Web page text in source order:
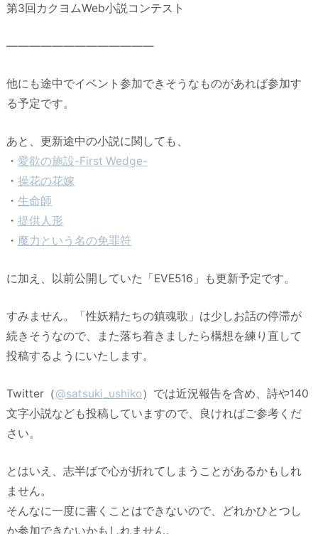
第3回カクヨムWeb小説コンテスト
—————————————
他にも途中でイベント参加できそうなものがあれば参加す
る予定です。
あと、更新途中の小説に関しても、
・ 愛欲の施設-First Wedge-
・ 操花の花嫁
・ 生命師
・ 提供人形
・ 魔力という名の免罪符
に加え、以前公開していた「EVE516」も更新予定です。
すみません。「性妖精たちの鎮魂歌」は少しお話の停滞が
続きそうなので、また落ち着きましたら構想を練り直して
投稿するようにいたします。
Twitter（@satsuki_ushiko）では近況報告を含め、詩や140
文字小説なども投稿していますので、良ければご参考くだ
さい。
とはいえ、志半ばで心が折れてしまうことがあるかもしれ
ません。
そんなに一度に書くことはできないので、どれかひとつし
か参加できないかもしれません。